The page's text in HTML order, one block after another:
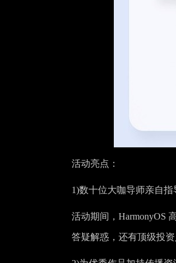
活动亮点：
1)数十位大咖导师亲自指
活动期间，HarmonyOS
答疑解惑，还有顶级投